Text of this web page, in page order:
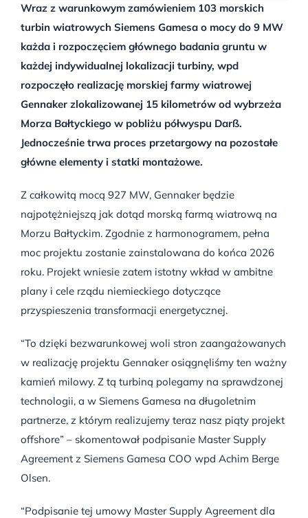
Wraz z warunkowym zamówieniem 103 morskich
turbin wiatrowych Siemens Gamesa o mocy do 9 MW
każda i rozpoczęciem głównego badania gruntu w
każdej indywidualnej lokalizacji turbiny, wpd
rozpoczęło realizację morskiej farmy wiatrowej
Gennaker zlokalizowanej 15 kilometrów od wybrzeża
Morza Bałtyckiego w pobliżu półwyspu Darß.
Jednocześnie trwa proces przetargowy na pozostałe
główne elementy i statki montażowe.
Z całkowitą mocą 927 MW, Gennaker będzie
najpotężniejszą jak dotąd morską farmą wiatrową na
Morzu Bałtyckim. Zgodnie z harmonogramem, pełna
moc projektu zostanie zainstalowana do końca 2026
roku. Projekt wniesie zatem istotny wkład w ambitne
plany i cele rządu niemieckiego dotyczące
przyspieszenia transformacji energetycznej.
“To dzięki bezwarunkowej woli stron zaangażowanych
w realizację projektu Gennaker osiągnęliśmy ten ważny
kamień milowy. Z tą turbiną polegamy na sprawdzonej
technologii, a w Siemens Gamesa na długoletnim
partnerze, z którym realizujemy teraz nasz piąty projekt
offshore” – skomentował podpisanie Master Supply
Agreement z Siemens Gamesa COO wpd Achim Berge
Olsen.
“Podpisanie tej umowy Master Supply Agreement dla